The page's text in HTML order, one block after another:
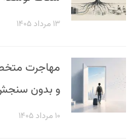
۱۳ مرداد ۱۴۰۵
مهاجرت
و بدون
۱۰ مرداد ۱۴۰۵